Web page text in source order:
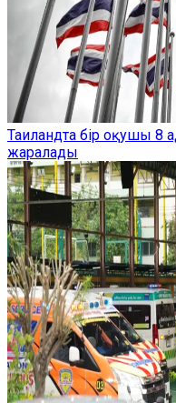
Таиландта бір оқушы 8
жаралады